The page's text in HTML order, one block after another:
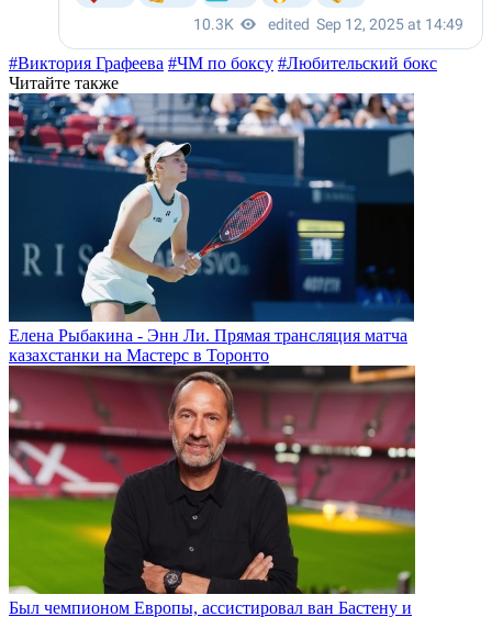
#Виктория Графеева #ЧМ по боксу #Любительский бокс
Читайте также
Елена Рыбакина - Энн Ли. Прямая трансляция матча
казахстанки на Мастерс в Торонто
Был чемпионом Европы, ассистировал ван Бастену и